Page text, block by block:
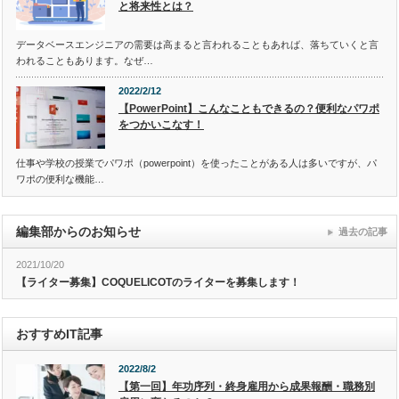
と将来性とは？
データベースエンジニアの需要は高まると言われることもあれば、落ちていくと言
われることもあります。なぜ…
2022/2/12
【PowerPoint】こんなこともできるの？便利なパワポ
をつかいこなす！
仕事や学校の授業でパワポ（powerpoint）を使ったことがある人は多いですが、パ
ワポの便利な機能…
編集部からのお知らせ
2021/10/20
【ライター募集】COQUELICOTのライターを募集します！
過去の記事
おすすめIT記事
2022/8/2
【第一回】年功序列・終身雇用から成果報酬・職務別